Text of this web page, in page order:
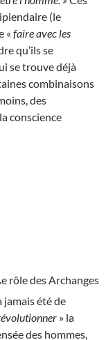
(le
« faire avec les
qu’ils se
se trouve déjà
combinaisons
des
conscience
e rôle des Archanges
jamais été de
» la
des hommes,